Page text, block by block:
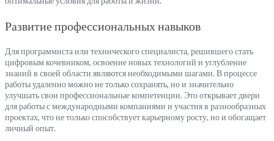
Развитие профессиональных навыков
Для программиста или технического специалиста, решившего стать
цифровым кочевником, освоение новых технологий и углубление
знаний в своей области являются необходимыми шагами. В процессе
работы удаленно можно не только сохранять, но и значительно
улучшать свои профессиональные компетенции. Это открывает двери
для работы с международными компаниями и участия в разнообразных
проектах, что не только способствует карьерному росту, но и обогащает
личный опыт.